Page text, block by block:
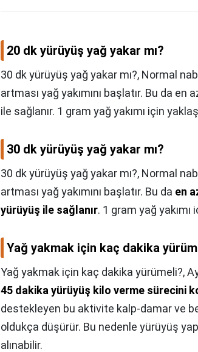
20 dk yürüyüş yağ yakar mı?
30 dk yürüyüş yağ yakar mı?, Normal
artması yağ yakımını başlatır. Bu da
ile sağlanır. 1 gram yağ yakımı için
30 dk yürüyüş yağ yakar mı?
30 dk yürüyüş yağ yakar mı?, Normal
artması yağ yakımını başlatır. Bu da en
yürüyüş ile sağlanır. 1 gram yağ
Yağ yakmak için kaç dakika
Yağ yakmak için kaç dakika yürümeli?,
45 dakika yürüyüş kilo verme sürecini
destekleyen bu aktivite kalp-damar ve
oldukça düşürür. Bu nedenle yürüyüş
alınabilir.